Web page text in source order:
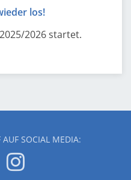
los!
2026 startet.
AUF SOCIAL MEDIA: